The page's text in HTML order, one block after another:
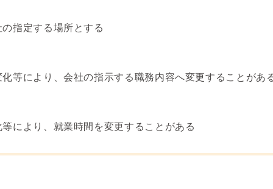
指定する場所とする
等により、会社の指示する職務内容へ変更することがあ
により、就業時間を変更することがある